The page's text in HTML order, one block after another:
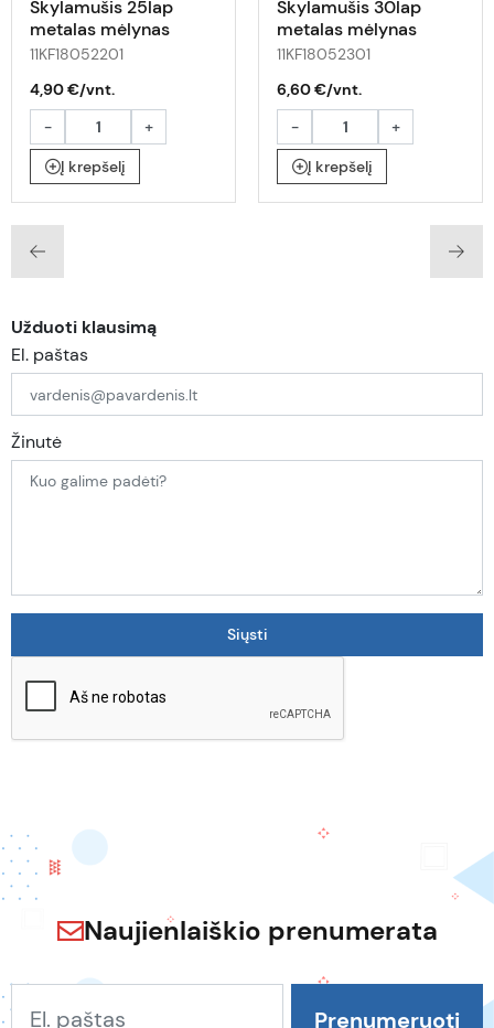
Skylamušis 25lap
metalas mėlynas
11KF18052201
4,90 €/vnt.
-
+
Į krepšelį
Skylamušis 30lap
metalas mėlynas
11KF18052301
6,60 €/vnt.
-
+
Į krepšelį
Užduoti klausimą
El. paštas
Žinutė
Naujienlaiškio prenumerata